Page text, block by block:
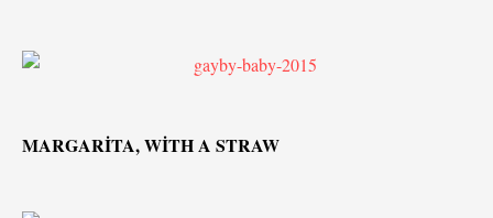
MARGARİTA, WİTH A STRAW